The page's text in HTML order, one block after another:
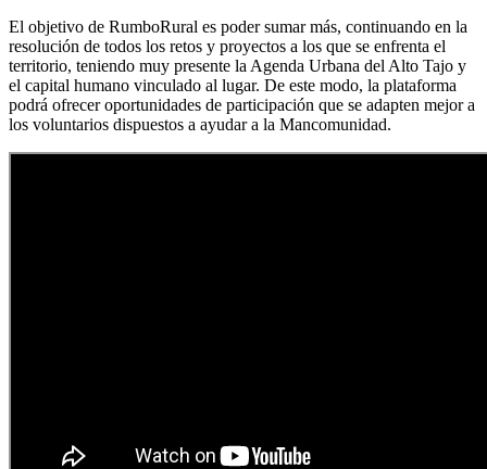
El objetivo de RumboRural es poder sumar más, continuando en la
resolución de todos los retos y proyectos a los que se enfrenta el
territorio, teniendo muy presente la Agenda Urbana del Alto Tajo y
el capital humano vinculado al lugar. De este modo, la plataforma
podrá ofrecer oportunidades de participación que se adapten mejor a
los voluntarios dispuestos a ayudar a la Mancomunidad.